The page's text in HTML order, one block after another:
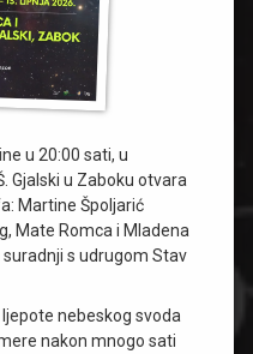
u 20:00 sati, u
Gjalski u Zaboku otvara
Martine Špoljarić
Mate Romca i Mladena
s udrugom Stav
nebeskog svoda
nakon mnogo sati